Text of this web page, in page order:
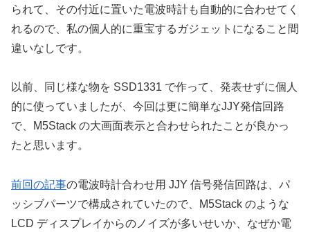
られて、その付近に置いた電波時計も自動的に合わせてく
れるので、私の個人的に重宝するガジェットになること間
違いなしです。
以前、同じ様な物を SSD1331 で作って、発表せずに個人
的に使っていましたが、今回は更に簡単なJJY発信回路
で、M5Stack の大画面表示と合わせられたことが良かっ
たと思います。
前回の記事の電波時計合わせ用 JJY 信号発信回路は、パ
ッシブパーツで構成されていたので、M5Stack のような
LCD ディスプレイからのノイズが多いせいか、なぜか電